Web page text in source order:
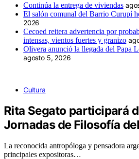
Continúa la entrega de viviendas
El salón comunal del Barrio Curupí
2026
Cecoed reitera advertencia por
intensas, vientos fuertes y granizo
Olivera anunció la llegada del Papa
agosto 5, 2026
Cultura
Rita Segato participará
Jornadas de Filosofía
La reconocida antropóloga y pensadora
principales expositoras…